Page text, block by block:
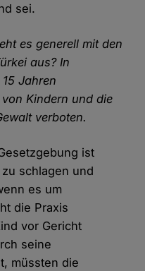
sei.
es generell mit den
aus? In
Jahren
Kindern und die
verboten.
ist
schlagen und
es um
die Praxis
vor Gericht
seine
müssten die